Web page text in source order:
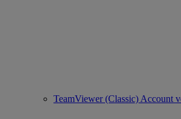
TeamViewer (Classic) Account